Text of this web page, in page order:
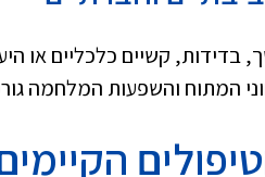
קשיים כלכליים או
המתוח והשפעות המלחמה